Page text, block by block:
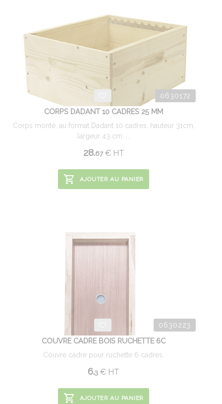
0630172
CORPS DADANT 10 CADRES 25 MM
Corps monté, au format Dadant 10 cadres. hauteur 31cm,
largeur 43 cm, ...
28.67 €HT
AJOUTER AU PANIER
0630223
COUVRE CADRE BOIS RUCHETTE 6C
Couvre cadre pour ruchette 6 cadres.
6.3 € HT
AJOUTER AU PANIER